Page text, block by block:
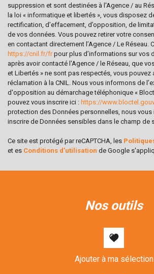
Taxe habitation
Taxe foncière
Habitants de moins de 25 ans
Habitants de 25 à 55 ans
Habitants de plus de 55 ans
Nombre d'enfants par famille
Familles sans enfant
Familles avec 1 ou 2 enfants
Maisons
Appartements
Familles avec 3 enfants
suppression et sont destinées à l'Agence / au
la loi « informatique et libertés », vous disposez
rectification, d’effacement, d’opposition, de
de vos données. Vous pouvez retirer votre
en contactant directement l’Agence / Le Réseau.
https://cnil.fr/frpour plus d’informations sur vos
après avoir contacté l'Agence / le Réseau, que
et Libertés » ne sont pas respectés, vous pouvez
réclamation à la CNIL. Nous vous informons de
d'opposition au démarchage téléphonique «
pouvez vous inscrire ici : https://
protection des Données personnelles, nous vous
inscrire de Données sensibles dans le champ de
Ce site est protégé par reCAPTCHA, les
et es Conditions d'utilisation de Google
nos outils
Ajouter à ma sélection